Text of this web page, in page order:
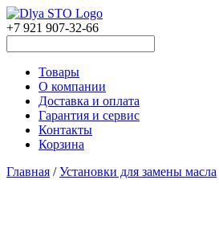
+7 921 907-32-66
Товары
О компании
Доставка и оплата
Гарантия и сервис
Контакты
Корзина
Главная /Установки для замены масла